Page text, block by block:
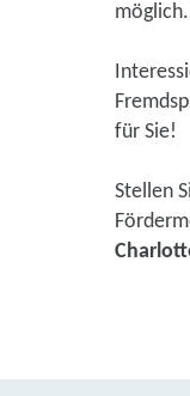
möglich.
für Sie!
Stellen